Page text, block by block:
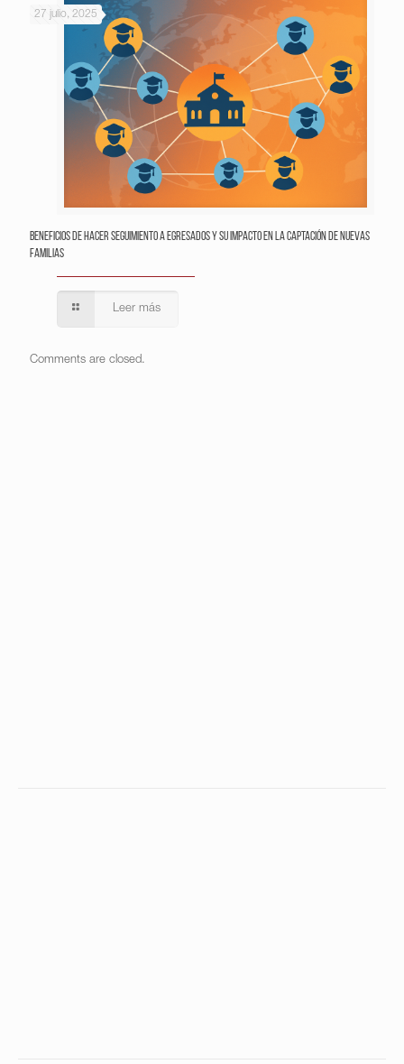
27 julio, 2025
Beneficios de hacer seguimiento a egresados y su impacto en la captación de nuevas
familias
Leer más
Comments are closed.